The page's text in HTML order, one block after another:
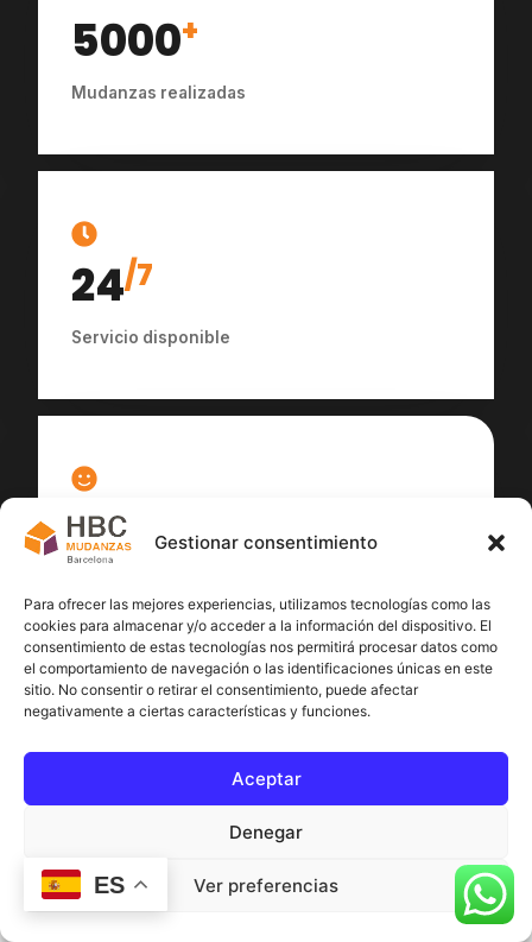
Gestionar consentimiento
Para ofrecer las mejores experiencias, utilizamos tecnologías como las
cookies para almacenar y/o acceder a la información del dispositivo. El
consentimiento de estas tecnologías nos permitirá procesar datos como
el comportamiento de navegación o las identificaciones únicas en este
sitio. No consentir o retirar el consentimiento, puede afectar
negativamente a ciertas características y funciones.
Aceptar
Denegar
Ver preferencias
5000+
Mudanzas realizadas
24/7
Servicio disponible
100
ES